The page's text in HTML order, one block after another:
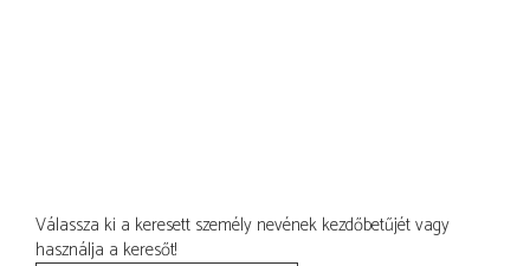
Válassza ki a keresett személy nevének kezdőbetűjét vagy
használja a keresőt!